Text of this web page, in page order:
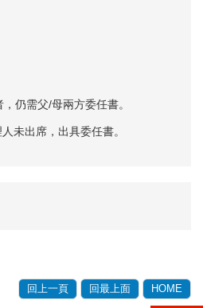
仍需父/母兩方委任書。
未出席，出具委任書。
回上一頁 回最上面 HOME